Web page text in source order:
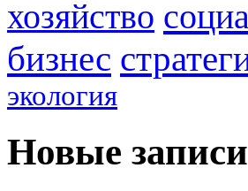
хозяйство
бизнес
экология
Новые записи